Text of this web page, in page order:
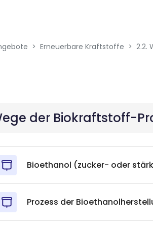
Erneuerbare Kraftstoffe 2.2.
der Biokraftstoff-
Bioethanol (zucker- oder
Prozess der